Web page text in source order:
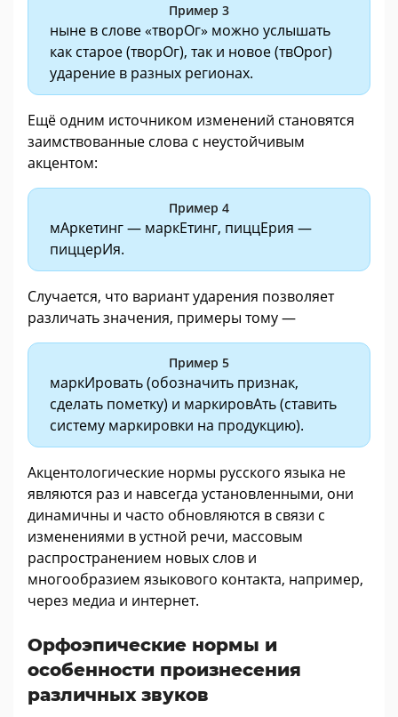
Пример 3
ныне в слове «творОг» можно услышать
как старое (творОг), так и новое (твОрог)
ударение в разных регионах.
Ещё одним источником изменений становятся
заимствованные слова с неустойчивым
акцентом:
Пример 4
мАркетинг — маркЕтинг, пиццЕрия —
пиццерИя.
Случается, что вариант ударения позволяет
различать значения, примеры тому —
Пример 5
маркИровать (обозначить признак,
сделать пометку) и маркировАть (ставить
систему маркировки на продукцию).
Акцентологические нормы русского языка не
являются раз и навсегда установленными, они
динамичны и часто обновляются в связи с
изменениями в устной речи, массовым
распространением новых слов и
многообразием языкового контакта, например,
через медиа и интернет.
Орфоэпические нормы и
особенности произнесения
различных звуков